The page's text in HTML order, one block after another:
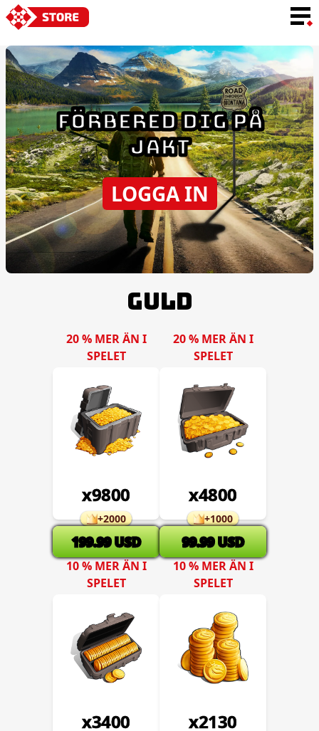
SPRÅK
FÖRBERED DIG PÅ
JAKT
LOGGA IN
GULD
20 % MER ÄN I
SPELET
x9800
+2000
199.99 USD
20 % MER ÄN I
SPELET
x4800
+1000
99.99 USD
10 % MER ÄN I
SPELET
x3400
10 % MER ÄN I
SPELET
x2130